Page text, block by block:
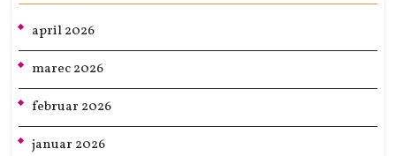
april 2026
marec 2026
februar 2026
januar 2026